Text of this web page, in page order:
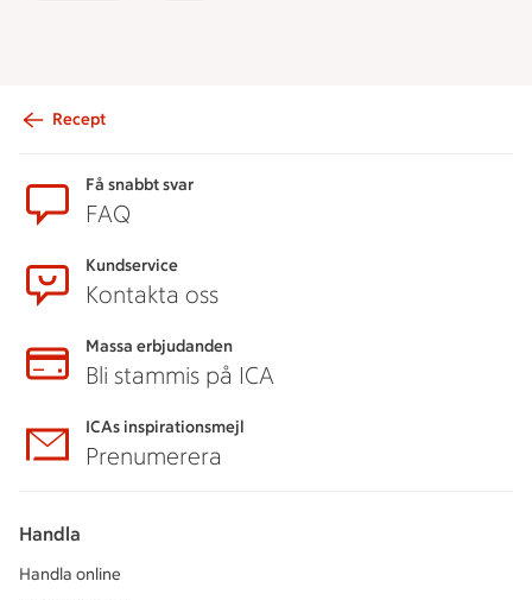
Recept
Få snabbt svar
FAQ
Kundservice
Kontakta oss
Massa erbjudanden
Bli stammis på ICA
ICAs inspirationsmejl
Prenumerera
Handla
Handla online